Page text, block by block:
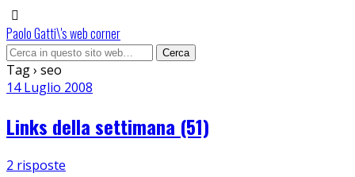
Paolo Gatti\'s web corner
Tag › seo
14 Luglio 2008
Links della settimana (51)
2 risposte